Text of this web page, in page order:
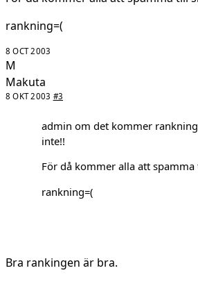
rankning=(
8 OCT 2003
M
Makuta
8 OKT 2003 #3
admin om det kommer
inte!!
För då kommer alla att
rankning=(
Bra rankingen är bra.